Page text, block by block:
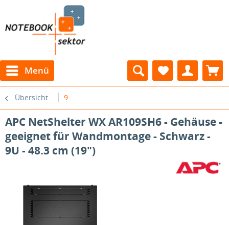
Menü
Übersicht 9
APC NetShelter WX AR109SH6 - Gehäuse -
geeignet für Wandmontage - Schwarz -
9U - 48.3 cm (19")